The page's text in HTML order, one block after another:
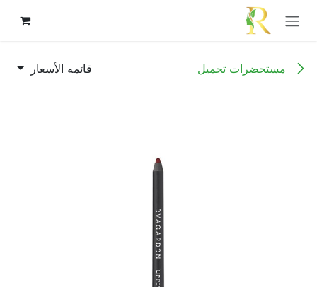
تخطي للذهاب إلى المحتوى
مستحضرات تجميل قائمه الأسعار